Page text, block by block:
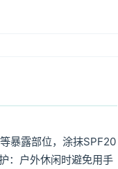
暴露部位，涂抹SPF20
：户外休闲时避免用手